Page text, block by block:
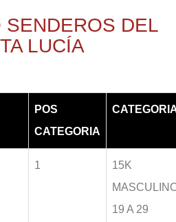
SENDEROS DEL
LUCÍA
POS
CATEGORIA
1
15K
19 A 29